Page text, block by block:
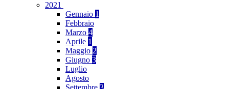
2021
Gennaio 1
Febbraio
Marzo 4
Aprile 1
Maggio 2
Giugno 3
Luglio
Agosto